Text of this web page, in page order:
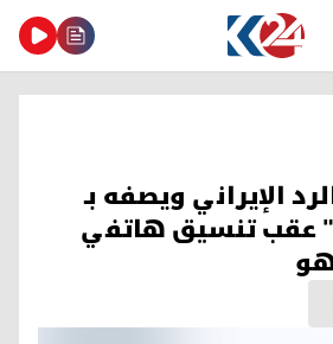
الإيراني ويصفه بـ
عقب تنسيق هاتفي